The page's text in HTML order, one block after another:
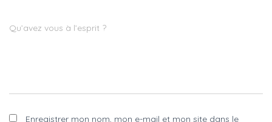
Qu’avez vous à l’esprit ?
Enregistrer mon nom, mon e-mail et mon site dans le